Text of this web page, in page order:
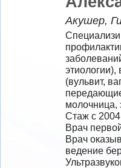
Акушер,
этиологии),
(вульвит,
молочница,
Стаж с 2004
Врач
Врач
ведение